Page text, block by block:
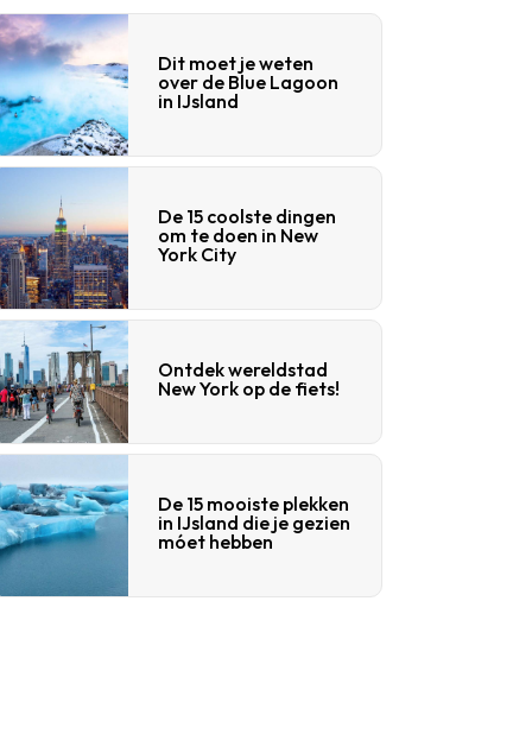
Dit moet je weten
over de Blue Lagoon
in IJsland
De 15 coolste dingen
om te doen in New
York City
Ontdek wereldstad
New York op de fiets!
De 15 mooiste plekken
in IJsland die je gezien
móet hebben